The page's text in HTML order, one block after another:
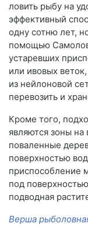
ловить рыбу на
эффективный
одну сотню лет,
помощью
устаревших
или ивовых
из нейлоновой
перевозить и
Кроме того,
являются зоны
поваленные
поверхностью
приспособление
под
подводная
Верша